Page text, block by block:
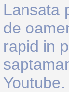
Lansata
de
rapid in
Youtube.